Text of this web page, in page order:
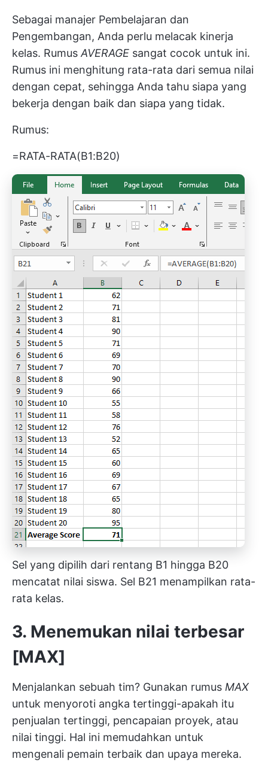
Sebagai manajer Pembelajaran dan
Pengembangan, Anda perlu melacak kinerja
kelas. Rumus AVERAGE sangat cocok untuk ini.
Rumus ini menghitung rata-rata dari semua nilai
dengan cepat, sehingga Anda tahu siapa yang
bekerja dengan baik dan siapa yang tidak.
Rumus:
=RATA-RATA(B1:B20)
Sel yang dipilih dari rentang B1 hingga B20
mencatat nilai siswa. Sel B21 menampilkan rata-
rata kelas.
3. Menemukan nilai terbesar
[MAX]
Menjalankan sebuah tim? Gunakan rumus MAX
untuk menyoroti angka tertinggi-apakah itu
penjualan tertinggi, pencapaian proyek, atau
nilai tinggi. Hal ini memudahkan untuk
mengenali pemain terbaik dan upaya mereka.